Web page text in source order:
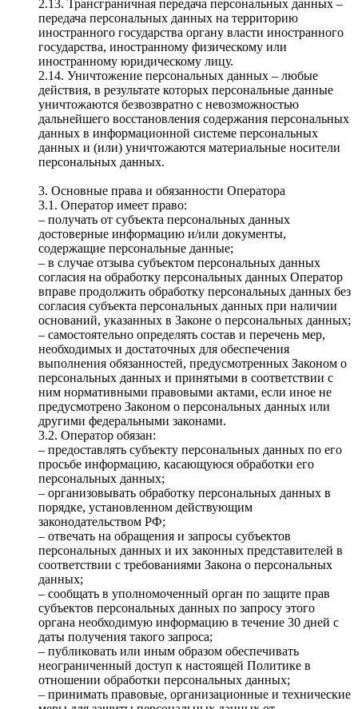
2.13. Трансграничная передача персональных данных –
передача персональных данных на территорию
иностранного государства органу власти иностранного
государства, иностранному физическому или
иностранному юридическому лицу.
2.14. Уничтожение персональных данных – любые
действия, в результате которых персональные данные
уничтожаются безвозвратно с невозможностью
дальнейшего восстановления содержания персональных
данных в информационной системе персональных
данных и (или) уничтожаются материальные носители
персональных данных.
3. Основные права и обязанности Оператора
3.1. Оператор имеет право:
– получать от субъекта персональных данных
достоверные информацию и/или документы,
содержащие персональные данные;
– в случае отзыва субъектом персональных данных
согласия на обработку персональных данных Оператор
вправе продолжить обработку персональных данных без
согласия субъекта персональных данных при наличии
оснований, указанных в Законе о персональных данных;
– самостоятельно определять состав и перечень мер,
необходимых и достаточных для обеспечения
выполнения обязанностей, предусмотренных Законом о
персональных данных и принятыми в соответствии с
ним нормативными правовыми актами, если иное не
предусмотрено Законом о персональных данных или
другими федеральными законами.
3.2. Оператор обязан:
– предоставлять субъекту персональных данных по его
просьбе информацию, касающуюся обработки его
персональных данных;
– организовывать обработку персональных данных в
порядке, установленном действующим
законодательством РФ;
– отвечать на обращения и запросы субъектов
персональных данных и их законных представителей в
соответствии с требованиями Закона о персональных
данных;
– сообщать в уполномоченный орган по защите прав
субъектов персональных данных по запросу этого
органа необходимую информацию в течение 30 дней с
даты получения такого запроса;
– публиковать или иным образом обеспечивать
неограниченный доступ к настоящей Политике в
отношении обработки персональных данных;
– принимать правовые, организационные и технические